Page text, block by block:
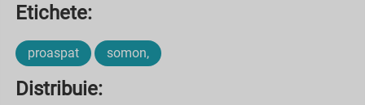
Etichete:
proaspat somon,
Distribuie: